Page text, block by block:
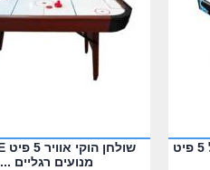
שולחן הוקי אוויר מתקפל גודל 5 פיט
מנועים רגליים ...